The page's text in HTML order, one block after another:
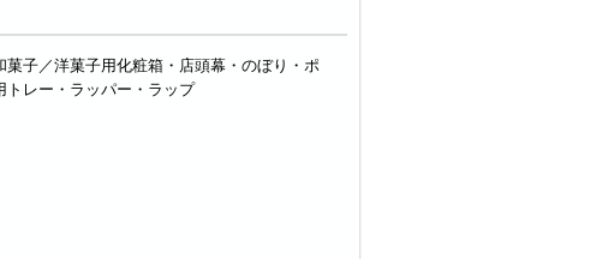
子／洋菓子用化粧箱・店頭幕・のぼり・ポ
トレー・ラッパー・ラップ